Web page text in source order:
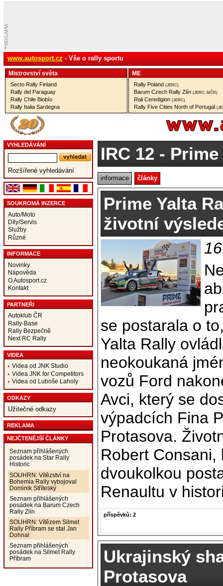
www.autosport.cz - Vše o rally sportu
Mistrovství­ světa
Secto Rally Finland
Rally del Paraguay
Rally Chile Biobío
Rally Italia Sardegna
ME
Rally Poland (JERC)
Barum Czech Rally Zlín (JERC, MČR)
Rali Ceredigion (JERC)
Rally Five Cities North of Portugal
VYHLEDÁVÁNÍ
Rozšířené vyhledávání
SOUKROMÁ INZERCE
Auto/Moto
Díly/Servis
Služby
Různé
INFORMACE
Novinky
Nápověda
O Autosport.cz
Kontakt
PARTNEŘI
Autoklub ČR
Rally-Base
Rally Bezpečně
Next RC Rally
VIDEA
Videa od JNK Studio
Videa JNK for Competitors
Videa od Luboše Laholy
ODKAZY
Užitečné odkazy
REKLAMA
NEJČTENĚJŠÍ ČLÁNKY
Seznam přihlášených
posádek na Star Rally
Historic
SOUHRN: Vítězství na
Bohemia Rally vybojoval
Dominik Stříteský
Seznam přihlášených
posádek na Barum Czech
Rally Zlín
SOUHRN: Vítězem Silmet
Rally Příbram se stal Jan
Dohnal
Seznam přihlášených
posádek na Silmet Rally
Příbram
IRC 12 - Prime
informace články
Prime Yalta
životní
se postarala o
Yalta Rally
neokoukaná
vozů Ford
Avci, který se
výpadcích Fina
Protasova.
Robert
dvoukolkou
Renaultu v
příspěvků: 2
Ukrajinský
Protasova